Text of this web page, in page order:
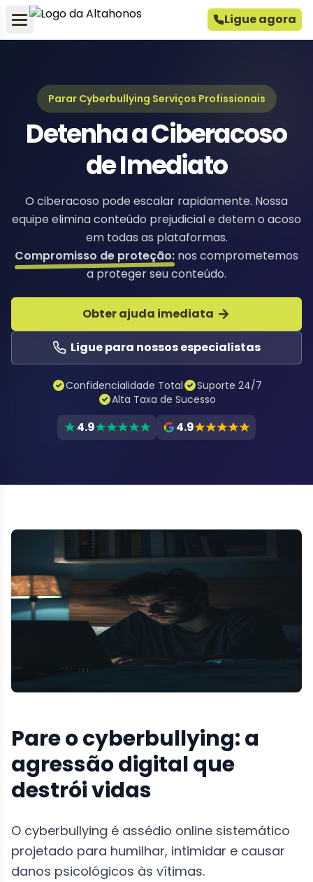
Ligue agora
Parar Cyberbullying Serviços Profissionais
Detenha a Ciberacoso
de Imediato
O ciberacoso pode escalar rapidamente. Nossa
equipe elimina conteúdo prejudicial e detem o acoso
em todas as plataformas.
Compromisso de proteção: nos comprometemos
a proteger seu conteúdo.
Obter ajuda imediata
Ligue para nossos especialistas
Confidencialidade Total
Suporte 24/7
Alta Taxa de Sucesso
4.9 4.9
Pare o cyberbullying: a
agressão digital que
destrói vidas
O cyberbullying é assédio online sistemático
projetado para humilhar, intimidar e causar
danos psicológicos às vítimas.